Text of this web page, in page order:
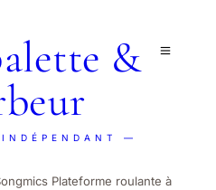
&
—
Plateforme roulante à